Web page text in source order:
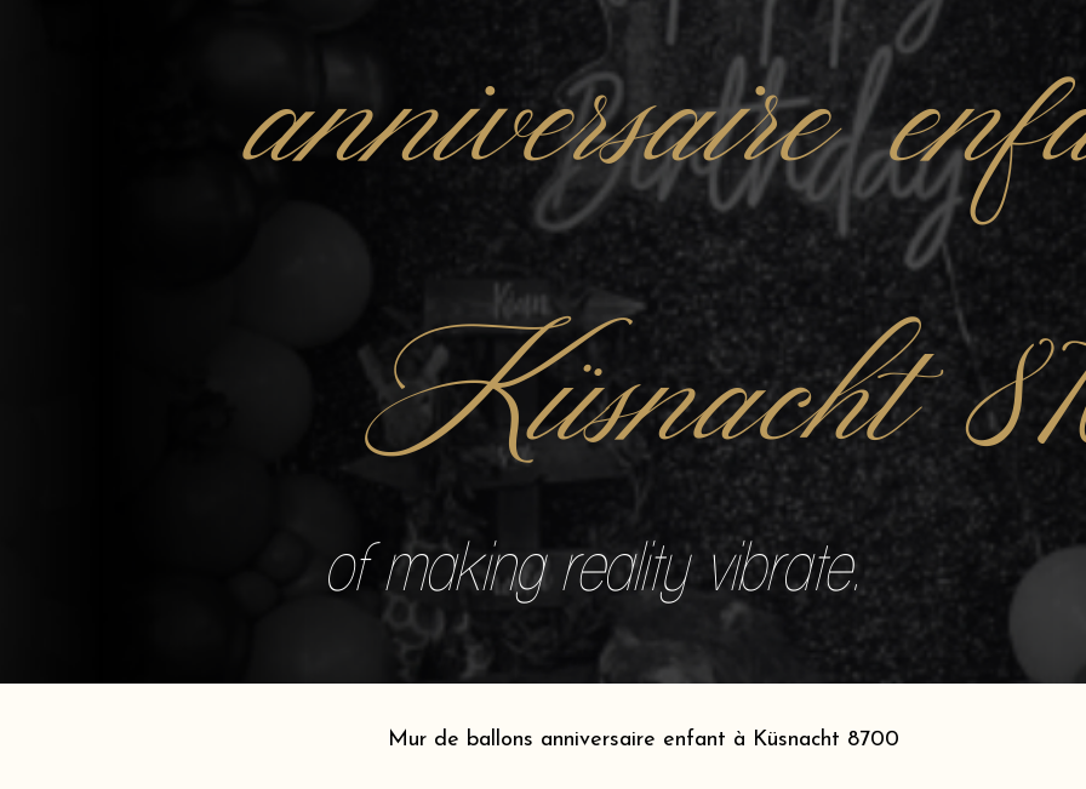
anniversaire
Küsnacht
of making reality vibrate.
Mur de ballons anniversaire enfant à Küsnacht 8700